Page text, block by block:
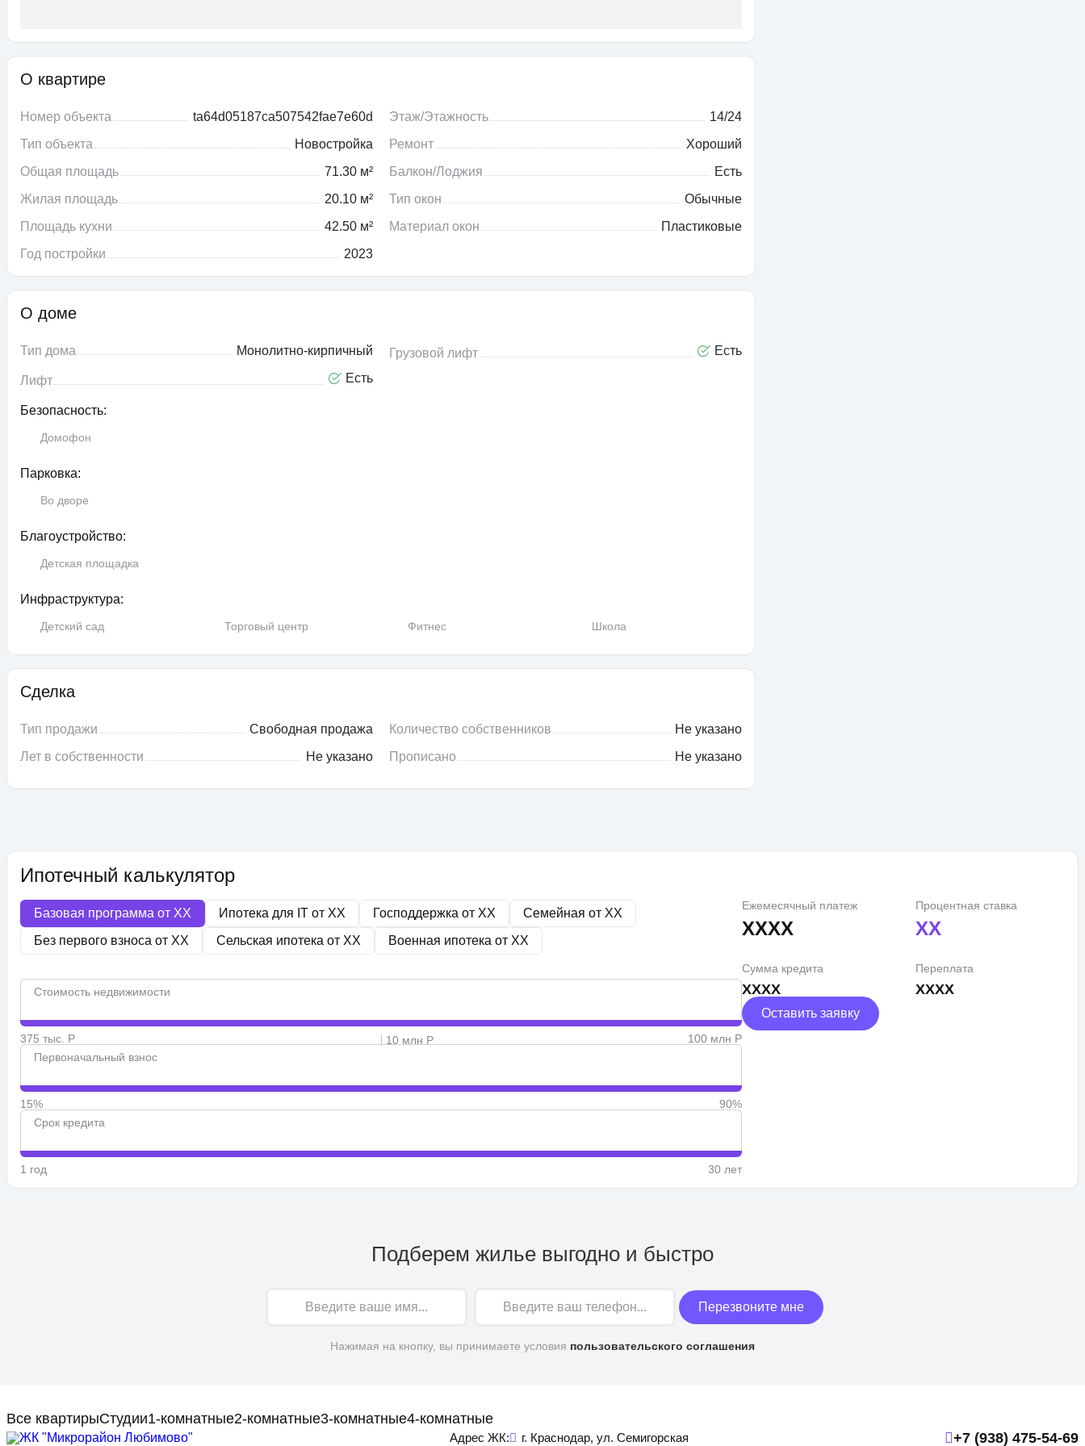
О квартире
Номер объекта
ta64d05187ca507542fae7e60d
Тип объекта
Новостройка
Общая площадь
71.30 м²
Жилая площадь
20.10 м²
Площадь кухни
42.50 м²
Год постройки
2023
Этаж/Этажность
14/24
Ремонт
Хороший
Балкон/Лоджия
Есть
Тип окон
Обычные
Материал окон
Пластиковые
О доме
Тип дома Монолитно-кирпичный
Лифт Есть
Грузовой лифт Есть
Безопасность:
Домофон
Парковка:
Во дворе
Благоустройство:
Детская площадка
Инфраструктура:
Детский сад Торговый центр Фитнес Школа
Сделка
Тип продажи
Свободная продажа
Лет в собственности
Не указано
Количество собственников
Не указано
Прописано
Не указано
Ипотечный калькулятор
Базовая программа от XX Ипотека для IT от XX Господдержка от XX Семейная от XX
Без первого взноса от XX Сельская ипотека от XX Военная ипотека от XX
Стоимость недвижимости
375 тыс. Р 10 млн Р
100 млн Р
Первоначальный взнос
15%
90%
Срок кредита
1 год 30 лет
Ежемесячный платеж
XXXX
Процентная ставка
XX
Сумма кредита
XXXX
Переплата
XXXX
Оставить заявку
Подберем жилье выгодно и быстро
Перезвоните мне
Нажимая на кнопку, вы принимаете условия пользовательского соглашения
Все квартирыСтудии1-комнатные2-комнатные3-комнатные4-комнатные
Адрес ЖК: г. Краснодар, ул. Семигорская +7 (938) 475-54-69